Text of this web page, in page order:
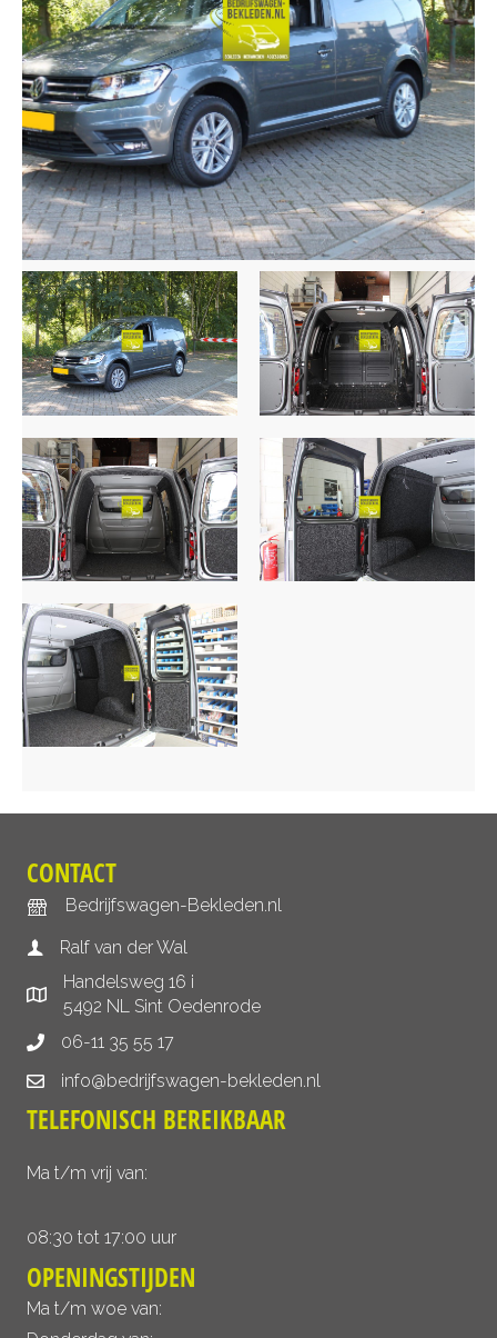
CONTACT
Bedrijfswagen-Bekleden.nl
Ralf van der Wal
Handelsweg 16 i
5492 NL Sint Oedenrode
06-11 35 55 17
info@bedrijfswagen-bekleden.nl
TELEFONISCH BEREIKBAAR
Ma t/m vrij van:
08:30 tot 17:00 uur
OPENINGSTIJDEN
Ma t/m woe van: